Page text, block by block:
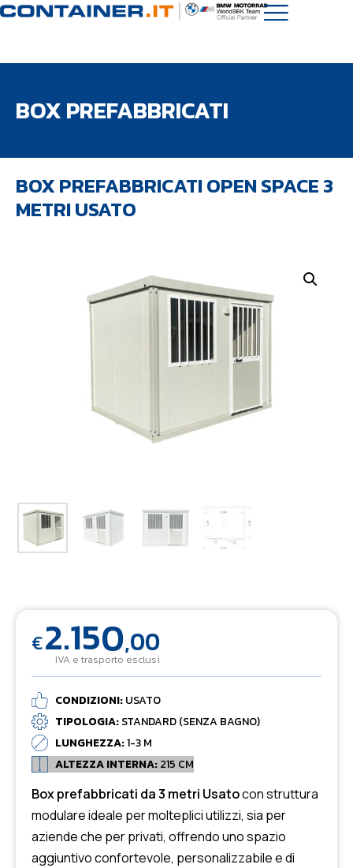
BOX PREFABBRICATI
BOX PREFABBRICATI OPEN SPACE 3
METRI USATO
€2.150,00
IVA e trasporto esclusi
CONDIZIONI:USATO
TIPOLOGIA:STANDARD (SENZA BAGNO)
LUNGHEZZA:1-3 M
ALTEZZA INTERNA:215 CM
Box prefabbricati da 3 metri Usatocon struttura
modulare ideale per molteplici utilizzi, sia per
aziende che per privati, offrendo uno spazio
aggiuntivo confortevole, personalizzabile e di